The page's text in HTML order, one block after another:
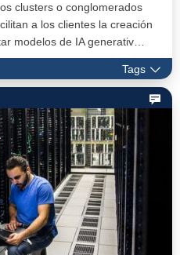
clusters o conglomerados
a los clientes la creación
modelos de IA generativ…
Tags